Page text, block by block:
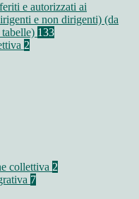
e autorizzati ai
e non dirigenti) (da
133
2
collettiva 2
7